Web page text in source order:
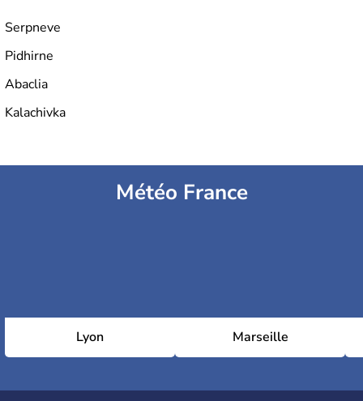
Serpneve
Pidhirne
Abaclia
Kalachivka
Météo France
Lyon Marseille